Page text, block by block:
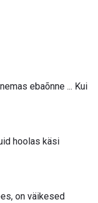
ebaõnne ... Kui
hoolas käsi
on väikesed